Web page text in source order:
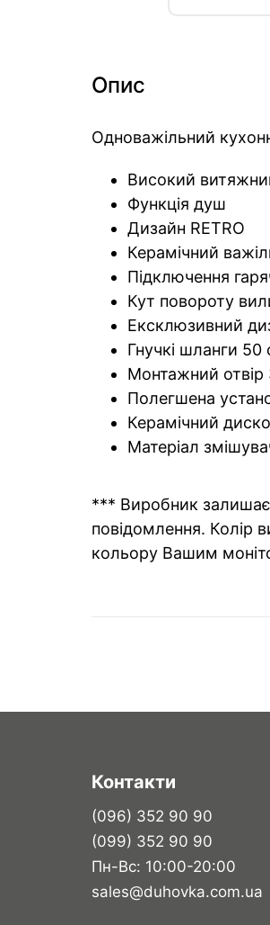
Опис
Одноважільний
Високий
Функція душ
Дизайн RETRO
Керамічний
Підключення
Кут повороту
Ексклюзивний
Гнучкі шланги
Монтажний
Полегшена
Керамічний
Матеріал
*** Виробник залишає
повідомлення. Колір
кольору Вашим
Контакти
(096) 352 90 90
(099) 352 90 90
Пн-Вс: 10:00-20:00
sales@duhovka.com.ua